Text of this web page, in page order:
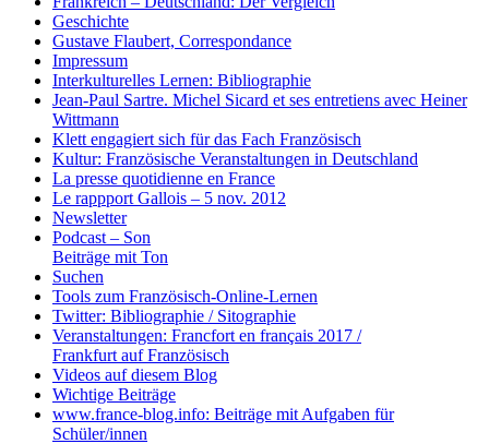
Geschichte
Gustave Flaubert, Correspondance
Impressum
Interkulturelles Lernen: Bibliographie
Jean-Paul Sartre. Michel Sicard et ses entretiens avec Heiner
Wittmann
Klett engagiert sich für das Fach Französisch
Kultur: Französische Veranstaltungen in Deutschland
La presse quotidienne en France
Le rappport Gallois – 5 nov. 2012
Newsletter
Podcast – Son
Beiträge mit Ton
Suchen
Tools zum Französisch-Online-Lernen
Twitter: Bibliographie / Sitographie
Veranstaltungen: Francfort en français 2017 /
Frankfurt auf Französisch
Videos auf diesem Blog
Wichtige Beiträge
www.france-blog.info: Beiträge mit Aufgaben für
Schüler/innen